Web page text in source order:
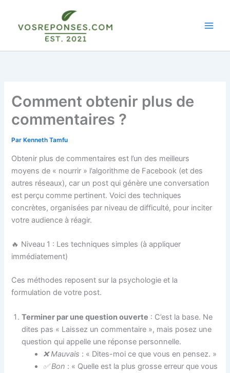
contenu
Comment obtenir plus de
commentaires ?
Par Kenneth Tamfu
Obtenir plus de commentaires est l’un des meilleurs
moyens de « nourrir » l’algorithme de Facebook (et des
autres réseaux), car un post qui génère une conversation
est perçu comme pertinent. Voici des techniques
concrètes, organisées par niveau de difficulté, pour inciter
votre audience à réagir.
🔥 Niveau 1 : Les techniques simples (à appliquer
immédiatement)
Ces méthodes reposent sur la psychologie et la
formulation de votre post.
Terminer par une question ouverte : C’est la base. Ne
dites pas « Laissez un commentaire », mais posez une
question qui appelle une réponse personnelle.
❌ Mauvais : « Dites-moi ce que vous en pensez. »
✅ Bon : « Quelle est la plus grosse erreur que vous